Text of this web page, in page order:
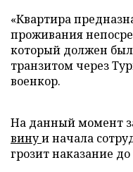
«Квартира
проживания
который должен
транзитом через
военкор.
На данный момент
винуи начала
грозит наказание